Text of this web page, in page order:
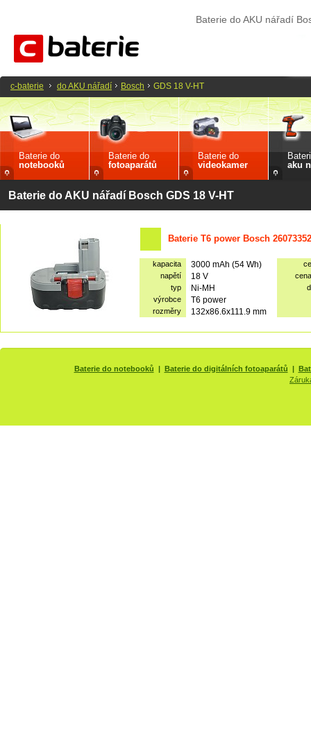
Baterie do AKU nářadí
Baterie do
notebooků
Baterie do
fotoaparátů
Baterie do
videokamer
aku
Baterie do AKU nářadí Bosch GDS 18 V-HT
Baterie T6 power Bosch
kapacita 3000 mAh (54 Wh)
napětí
18 V
typ
Ni-MH
výrobce
T6 power
rozměry 132x86.6x111.9 mm
c-baterie do AKU nářadí Bosch GDS 18 V-HT
Baterie do notebooků | Baterie do digitálních fotoaparátů |